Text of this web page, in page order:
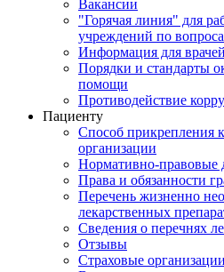
Вакансии
"Горячая линия" для
учреждений по
Информация для врачей
Порядки и стандарты
помощи
Противодействие
Пациенту
Способ прикрепления
организации
Нормативно-правовые
Права и обязанности
Перечень жизненно
лекарственных
Сведения о перечнях
Отзывы
Страховые организации